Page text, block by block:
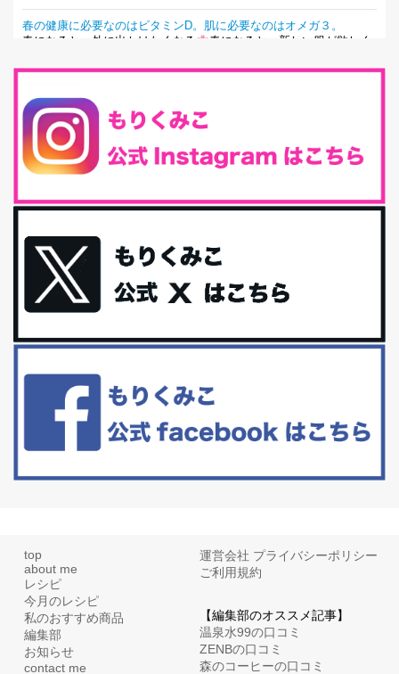
春の健康に必要なのはビタミンD。肌に必要なのはオメガ３。
春になると、外に出かけたくなる
春になると、新しい服が欲しく
最近、グラノーラ迷子になっていた私です。が、と〜〜〜っても美
味しくて栄養たっぷりのグラノーラを発...
腸活は「食事」だけだと思っていませんか？私の腸活完全版！
腸内環境を整えることは、健康維持の中でいっちばん大事！だと私
最近お風呂上がりの炭酸水をシリカシリカにしているんだけど確か
に髪と爪が丈夫になった気がする。炭酸...
体に優しい、私のふるさと納税５選。
今回は、最近毎回定期的に購入している「楽天ふるさと納税」の返
礼品トップ５を紹介します。今までいろ...
更年期を穏やかに乗りきるために今できる５つのこと。
といった更年期症状はまだ...
top
about me
レシピ
今月のレシピ
私のおすすめ商品
編集部
お知らせ
contact me
運営会社 プライバシーポリシー
ご利用規約
【編集部のオススメ記事】
温泉水99の口コミ
ZENBの口コミ
森のコーヒーの口コミ